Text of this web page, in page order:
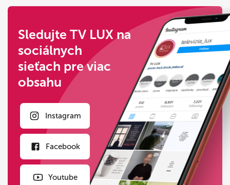
Sledujte TV LUX na
sociálnych
sieťach pre viac
obsahu
Instagram
Facebook
Youtube